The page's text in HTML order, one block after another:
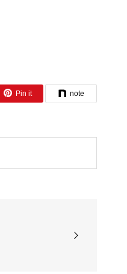
Pin it note